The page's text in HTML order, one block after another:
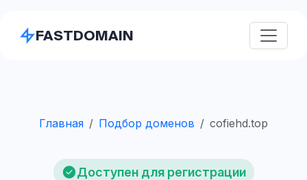
FASTDOMAIN
Главная Подбор доменов cofiehd.top
Доступен для регистрации